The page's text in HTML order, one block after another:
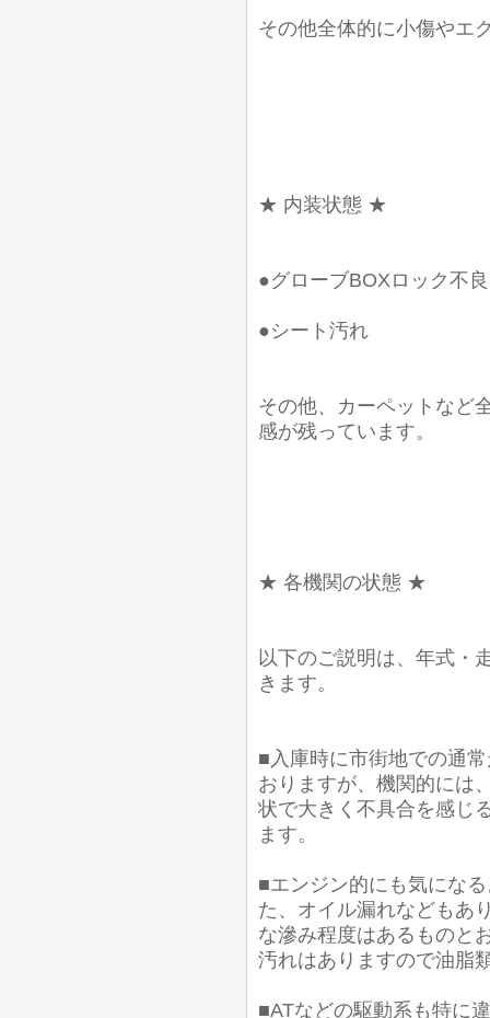
その他全体的に小傷やエ
★ 内装状態 ★
●グローブBOXロック不良
●シート汚れ
その他、カーペットなど
感が残っています。
★ 各機関の状態 ★
以下のご説明は、年式・
きます。
■入庫時に市街地での通
おりますが、機関的には
状で大きく不具合を感じ
ます。
■エンジン的にも気にな
た、オイル漏れなどもあ
な滲み程度はあるものと
汚れはありますので油脂
■ATなどの駆動系も特に